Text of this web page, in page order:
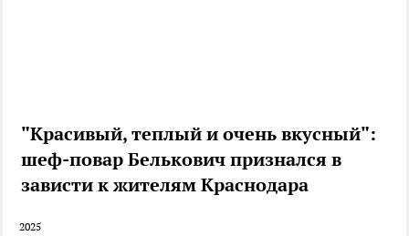
"Красивый, теплый и очень вкусный":
шеф-повар Белькович признался в
зависти к жителям Краснодара
2025